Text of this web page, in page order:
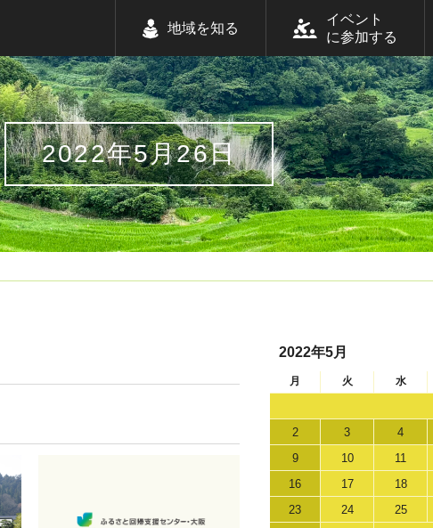
地域を知る
イベント
に参加する
2022年5月26日
2022年5月
月 火 水
2
3 4
9
10 11
16
17 18
23
24 25